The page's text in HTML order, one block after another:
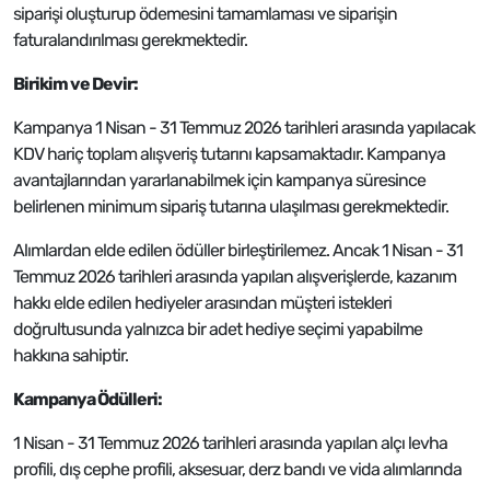
siparişi oluşturup ödemesini tamamlaması ve siparişin
faturalandırılması gerekmektedir.
Birikim ve Devir:
Kampanya 1 Nisan - 31 Temmuz 2026 tarihleri arasında yapılacak
KDV hariç toplam alışveriş tutarını kapsamaktadır. Kampanya
avantajlarından yararlanabilmek için kampanya süresince
belirlenen minimum sipariş tutarına ulaşılması gerekmektedir.
Alımlardan elde edilen ödüller birleştirilemez. Ancak 1 Nisan - 31
Temmuz 2026 tarihleri arasında yapılan alışverişlerde, kazanım
hakkı elde edilen hediyeler arasından müşteri istekleri
doğrultusunda yalnızca bir adet hediye seçimi yapabilme
hakkına sahiptir.
Kampanya Ödülleri:
1 Nisan - 31 Temmuz 2026 tarihleri arasında yapılan alçı levha
profili, dış cephe profili, aksesuar, derz bandı ve vida alımlarında